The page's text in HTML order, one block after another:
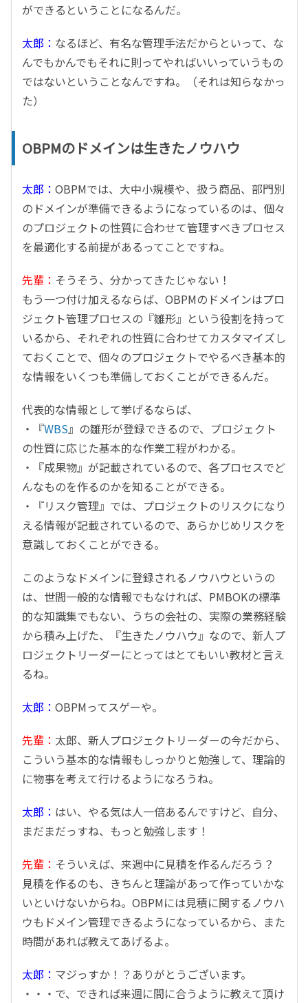
ができるということになるんだ。
太郎： なるほど、有名な管理手法だからといって、な
んでもかんでもそれに則ってやればいいっていうもの
ではないということなんですね。（それは知らなかっ
た）
OBPMのドメインは生きたノウハウ
太郎： OBPMでは、大中小規模や、扱う商品、部門別
のドメインが準備できるようになっているのは、個々
のプロジェクトの性質に合わせて管理すべきプロセス
を最適化する前提があるってことですね。
先輩： そうそう、分かってきたじゃない！
もう一つ付け加えるならば、OBPMのドメインはプロ
ジェクト管理プロセスの『雛形』という役割を持って
いるから、それぞれの性質に合わせてカスタマイズし
ておくことで、個々のプロジェクトでやるべき基本的
な情報をいくつも準備しておくことができるんだ。
代表的な情報として挙げるならば、
・『WBS』の雛形が登録できるので、プロジェクト
の性質に応じた基本的な作業工程がわかる。
・『成果物』が記載されているので、各プロセスでど
んなものを作るのかを知ることができる。
・『リスク管理』では、プロジェクトのリスクになり
える情報が記載されているので、あらかじめリスクを
意識しておくことができる。
このようなドメインに登録されるノウハウというの
は、世間一般的な情報でもなければ、PMBOKの標準
的な知識集でもない、うちの会社の、実際の業務経験
から積み上げた、『生きたノウハウ』なので、新人プ
ロジェクトリーダーにとってはとてもいい教材と言え
るね。
太郎： OBPMってスゲーや。
先輩： 太郎、新人プロジェクトリーダーの今だから、
こういう基本的な情報もしっかりと勉強して、理論的
に物事を考えて行けるようになろうね。
太郎： はい、やる気は人一倍あるんですけど、自分、
まだまだっすね、もっと勉強します！
先輩： そういえば、来週中に見積を作るんだろう？
見積を作るのも、きちんと理論があって作っていかな
いといけないからね。OBPMには見積に関するノウハ
ウもドメイン管理できるようになっているから、また
時間があれば教えてあげるよ。
太郎： マジっすか！？ありがとうございます。
・・・で、できれば来週に間に合うように教えて頂け